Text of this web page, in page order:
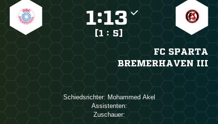
:
[1 : 5]
FC SPARTA
BREMERHAVEN III
Schiedsrichter:  
Assistenten:
Zuschauer: